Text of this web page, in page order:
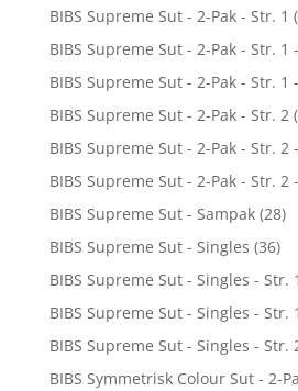
BIBS Supreme Sut - 2-Pak - Str. 1
BIBS Supreme Sut - 2-Pak - Str.
BIBS Supreme Sut - 2-Pak - Str. 1
BIBS Supreme Sut - 2-Pak - Str. 2
BIBS Supreme Sut - 2-Pak - Str.
BIBS Supreme Sut - 2-Pak - Str. 2
BIBS Supreme Sut - Sampak (28)
BIBS Supreme Sut - Singles (36)
BIBS Supreme Sut - Singles -
BIBS Supreme Sut - Singles - Str.
BIBS Supreme Sut - Singles -
BIBS Symmetrisk Colour Sut - 2-